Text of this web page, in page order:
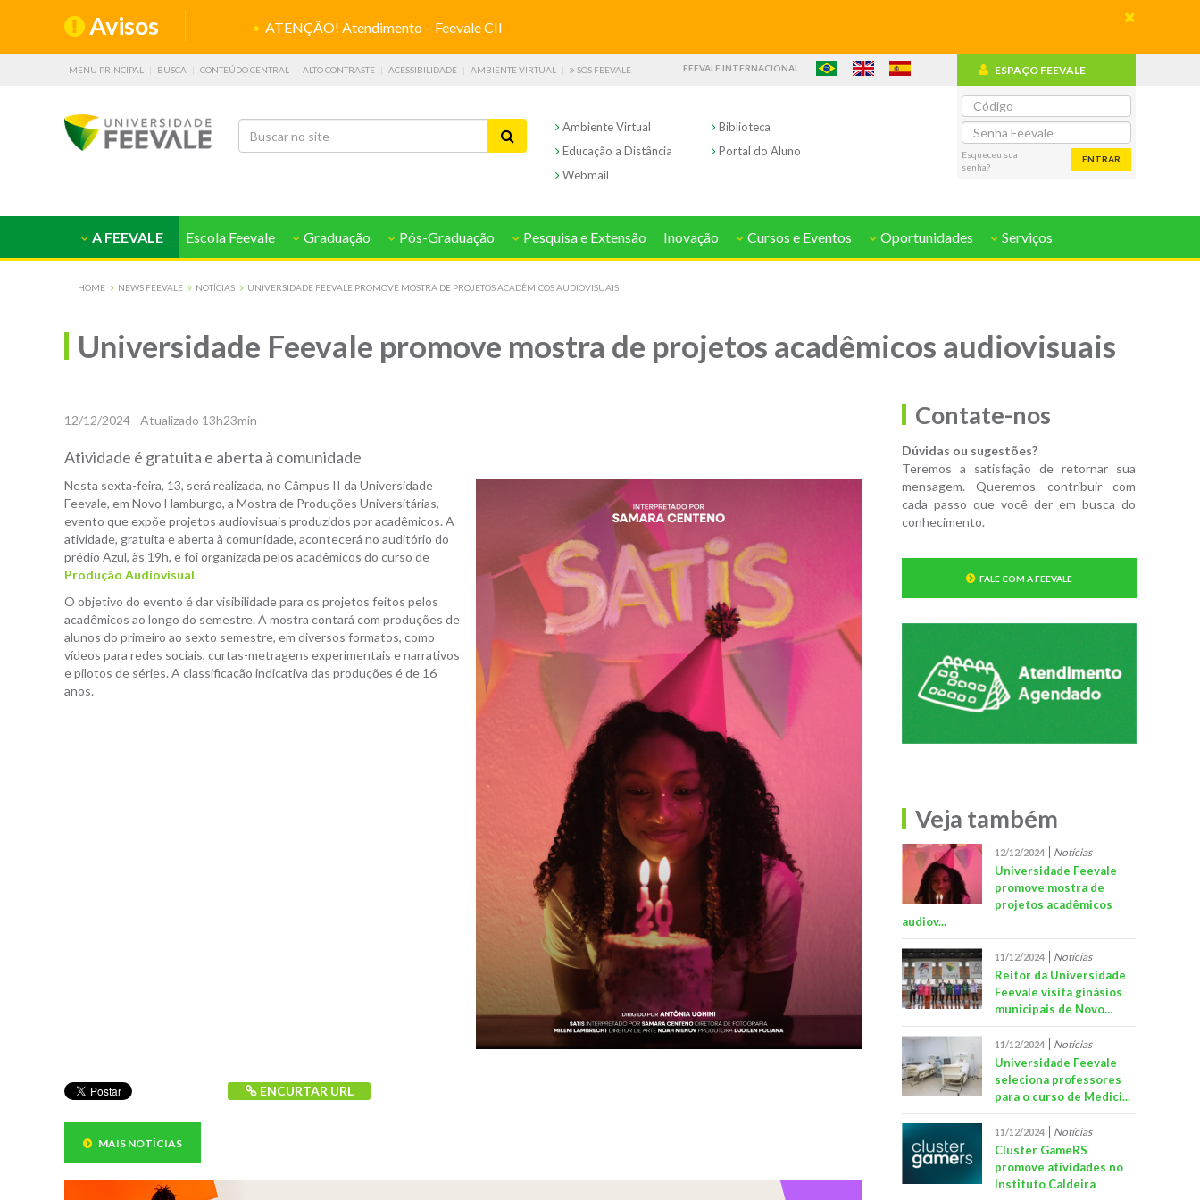
Avisos ATENÇÃO! Atendimento – Feevale CII
MENU PRINCIPAL BUSCA CONTEÚDO CENTRAL ALTO CONTRASTE ACESSIBILIDADE AMBIENTE VIRTUAL SOS FEEVALE FEEVALE INTERNACIONAL
Ambiente Virtual
Biblioteca
Educação a Distância
Portal do Aluno
Webmail
ESPAÇO FEEVALE
Esqueceu sua
senha?
ENTRAR
A FEEVALE Escola Feevale Graduação Pós-Graduação Pesquisa e Extensão Inovação Cursos e Eventos Oportunidades Serviços
HOME NEWS FEEVALE NOTÍCIAS UNIVERSIDADE FEEVALE PROMOVE MOSTRA DE PROJETOS ACADÊMICOS AUDIOVISUAIS
Universidade Feevale promove mostra de projetos acadêmicos audiovisuais
12/12/2024 - Atualizado 13h23min
Atividade é gratuita e aberta à comunidade
Nesta sexta-feira, 13, será realizada, no Câmpus II da Universidade
Feevale, em Novo Hamburgo, a Mostra de Produções Universitárias,
evento que expõe projetos audiovisuais produzidos por acadêmicos. A
atividade, gratuita e aberta à comunidade, acontecerá no auditório do
prédio Azul, às 19h, e foi organizada pelos acadêmicos do curso de
Produção Audiovisual.
O objetivo do evento é dar visibilidade para os projetos feitos pelos
acadêmicos ao longo do semestre. A mostra contará com produções de
alunos do primeiro ao sexto semestre, em diversos formatos, como
vídeos para redes sociais, curtas-metragens experimentais e narrativos
e pilotos de séries. A classificação indicativa das produções é de 16
anos.
ENCURTAR URL
MAIS NOTÍCIAS
Contate-nos
Dúvidas ou sugestões?
Teremos a satisfação de retornar sua
mensagem. Queremos contribuir com
cada passo que você der em busca do
conhecimento.
FALE COM A FEEVALE
Veja também
12/12/2024 Notícias
Universidade Feevale
promove mostra de
projetos acadêmicos
audiov...
11/12/2024 Notícias
Reitor da Universidade
Feevale visita ginásios
municipais de Novo...
11/12/2024 Notícias
Universidade Feevale
seleciona professores
para o curso de Medici...
11/12/2024 Notícias
Cluster GameRS
promove atividades no
Instituto Caldeira